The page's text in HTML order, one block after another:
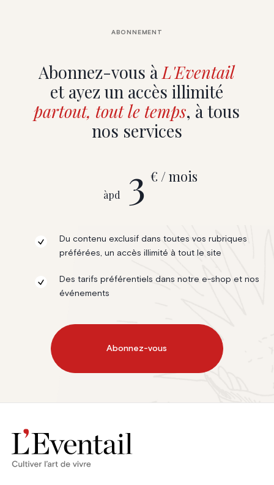
Abonnez-vous àL'Eventail
et ayez un accès illimité
partout, tout le temps, à tous
nos services
ABONNEMENT
àpd 3 € / mois
Du contenu exclusif dans toutes vos rubriques
préférées, un accès illimité à tout le site
Des tarifs préférentiels dans notre e-shop et nos
événements
Abonnez-vous